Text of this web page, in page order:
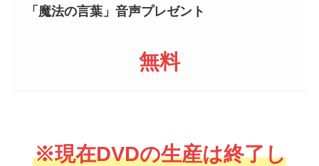
「魔法の言葉」音声プレゼント
無料
※現在DVDの生産は終了し